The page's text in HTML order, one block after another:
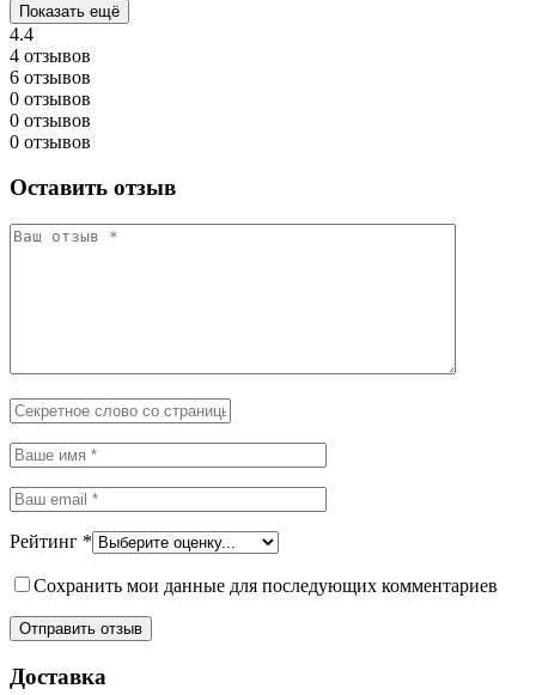
Показать ещё
4.4
4 отзывов
6 отзывов
0 отзывов
0 отзывов
0 отзывов
Оставить отзыв
Рейтинг *
Сохранить мои данные для последующих комментариев
Доставка